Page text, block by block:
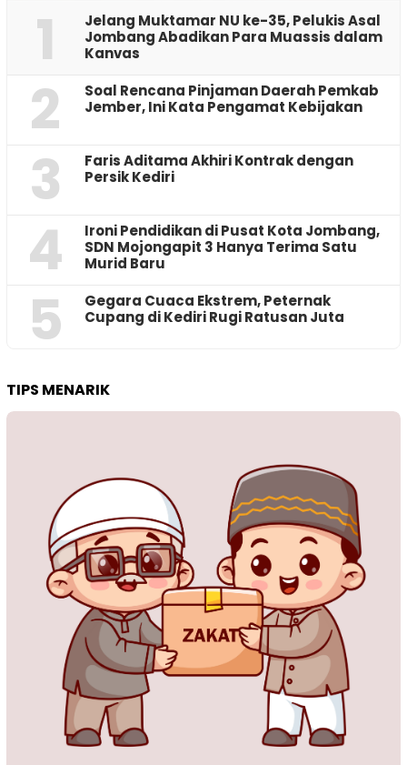
1
Jelang Muktamar NU ke-35, Pelukis Asal
Jombang Abadikan Para Muassis dalam
Kanvas
2
‎Soal Rencana Pinjaman Daerah Pemkab
Jember, Ini Kata Pengamat Kebijakan ‎
3
Faris Aditama Akhiri Kontrak dengan
Persik Kediri
4
Ironi Pendidikan di Pusat Kota Jombang,
SDN Mojongapit 3 Hanya Terima Satu
Murid Baru
5
‎Gegara Cuaca Ekstrem, Peternak
Cupang di Kediri Rugi Ratusan Juta
TIPS MENARIK